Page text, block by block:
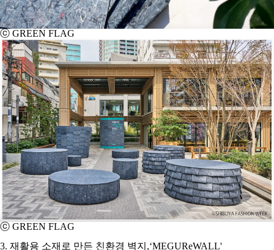
ⓒ GREEN FLAG
ⓒ GREEN FLAG
3. 재활용 소재로 만든 친환경 벽지,‘MEGUReWALL'